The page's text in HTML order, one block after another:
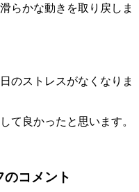
らかな動きを取り戻しま
のストレスがなくなりま
て良かったと思います。
コメント